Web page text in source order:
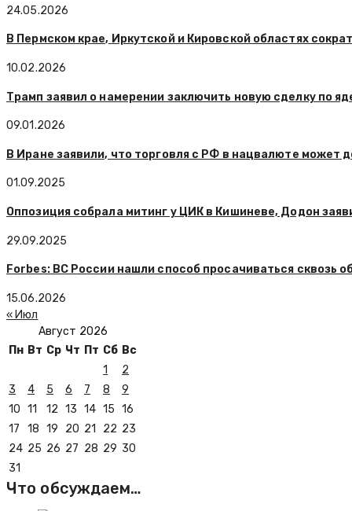
24.05.2026
В Пермском крае, Иркутской и Кировской областях
10.02.2026
Трамп заявил о намерении заключить новую сделку по
09.01.2026
В Иране заявили, что торговля с РФ в нацвалюте может
01.09.2025
Оппозиция собрала митинг у ЦИК в Кишиневе, Додон
29.09.2025
Forbes: ВС России нашли способ просачиваться сквозь
15.06.2026
« Июл
Август 2026
Пн Вт Ср Чт Пт Сб Вс
1
2
3
4 5 6 7 8
9
10 11 12 13 14 15 16
17
18 19 20 21 22 23
24 25 26 27 28 29 30
31
Что обсуждаем…